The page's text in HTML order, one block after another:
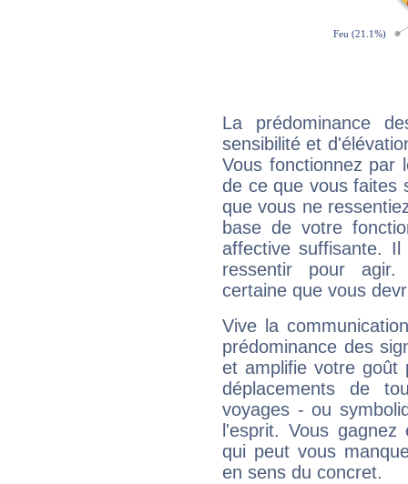
La prédominance
sensibilité et
Vous fonctionnez
de ce que vous faites
que vous ne
base de votre
affective suffisante.
ressentir pour agir.
certaine que vous
Vive la
prédominance des
et amplifie votre goût
déplacements de
voyages - ou
l'esprit. Vous
qui peut vous
en sens du concret.